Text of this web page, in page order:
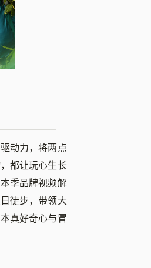
动力，将两点
都让玩心生长
季品牌视频解
徒步，带领大
真好奇心与冒